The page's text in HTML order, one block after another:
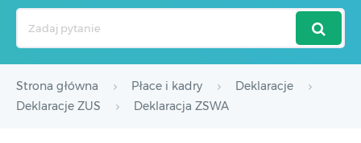
Strona główna Płace i kadry
Deklaracje
Deklaracje ZUS
Deklaracja ZSWA